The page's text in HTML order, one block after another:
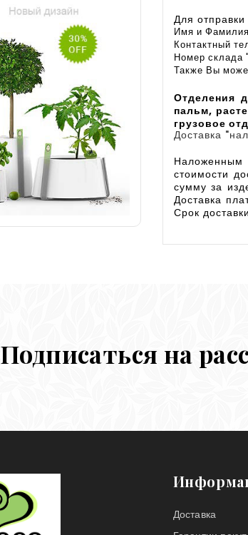
Для
Имя и
Контактный
Номер склада
Также Вы
Отделения
пальм,
грузовое
Доставка
стоимости
сумму за
Доставка
Срок
Подписаться на
Доставка